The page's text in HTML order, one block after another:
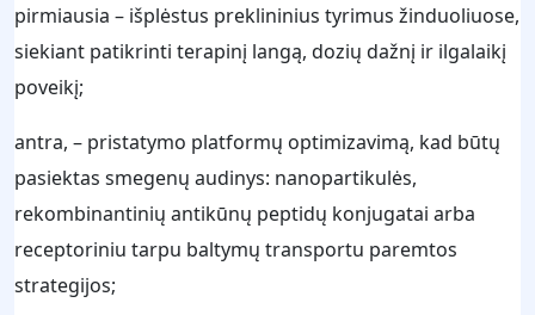
pirmiausia – išplėstus preklininius tyrimus žinduoliuose,
siekiant patikrinti terapinį langą, dozių dažnį ir ilgalaikį
poveikį;
antra, – pristatymo platformų optimizavimą, kad būtų
pasiektas smegenų audinys: nanopartikulės,
rekombinantinių antikūnų peptidų konjugatai arba
receptoriniu tarpu baltymų transportu paremtos
strategijos;